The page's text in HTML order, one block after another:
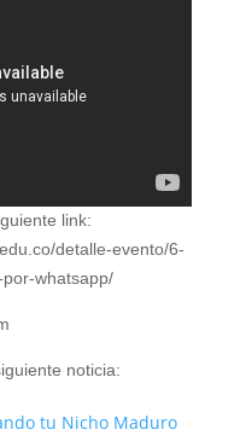
link:
detalle-evento/6-
whatsapp/
noticia:
tu Nicho Maduro